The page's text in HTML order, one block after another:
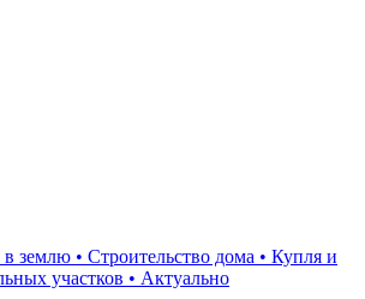
землю • Строительство дома • Купля и
участков • Актуально